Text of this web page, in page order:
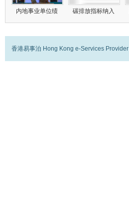
内地事业单位绩 碳排放指标纳入
香港易事泊 Hong Kong e-Services Provider